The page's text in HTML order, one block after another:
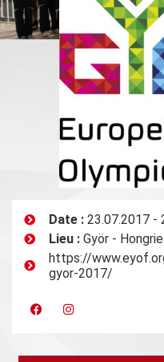
Date :23.07.2017 -
Lieu :Györ - Hongrie
https://
gyor-2017/